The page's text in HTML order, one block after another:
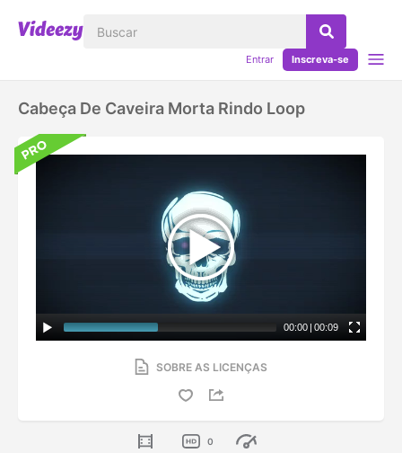
Entrar Inscreva-se
Cabeça De Caveira Morta Rindo Loop
00:00 | 00:09
SOBRE AS LICENÇAS
0